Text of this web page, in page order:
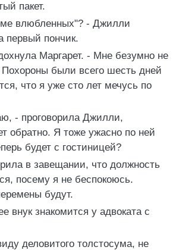
пакет.
влюбленных"? - Джилли
первый пончик.
Маргарет. - Мне безумно не
были всего шесть дней
что я уже сто лет мечусь по
- проговорила Джилли,
обратно. Я тоже ужасно по ней
будет с гостиницей?
в завещании, что должность
посему я не беспокоюсь.
будут.
внук знакомится у адвоката с
деловитого толстосума, не